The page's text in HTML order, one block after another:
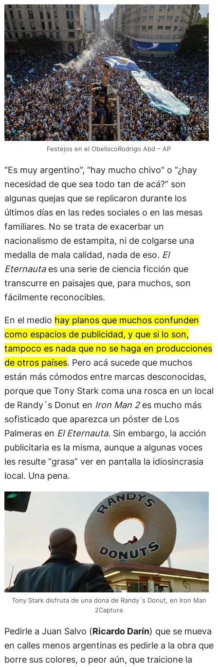
Festejos en el ObeliscoRodrigo Abd – AP
“Es muy argentino”, “hay mucho chivo” o “¿hay
necesidad de que sea todo tan de acá?” son
algunas quejas que se replicaron durante los
últimos días en las redes sociales o en las mesas
familiares. No se trata de exacerbar un
nacionalismo de estampita, ni de colgarse una
medalla de mala calidad, nada de eso. El
Eternautaes una serie de ciencia ficción que
transcurre en paisajes que, para muchos, son
fácilmente reconocibles.
En el medio hay planos que muchos confunden
como espacios de publicidad, y que si lo son,
tampoco es nada que no se haga en producciones
de otros países. Pero acá sucede que muchos
están más cómodos entre marcas desconocidas,
porque que Tony Stark coma una rosca en un local
de Randy´s Donut en Iron Man 2es mucho más
sofisticado que aparezca un póster de Los
Palmeras en El Eternauta. Sin embargo, la acción
publicitaria es la misma, aunque a algunas voces
les resulte “grasa” ver en pantalla la idiosincrasia
local. Una pena.
Tony Stark disfruta de una dona de Randy´s Donut, en Iron Man
2Captura
Pedirle a Juan Salvo (Ricardo Darín) que se mueva
en calles menos argentinas es pedirle a la obra que
borre sus colores, o peor aún, que traicione la